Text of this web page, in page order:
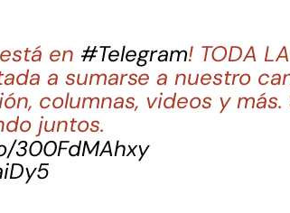
en #Telegram! TODA LA
a sumarse a nuestro
columnas, videos y más.
juntos.
300FdMAhxy